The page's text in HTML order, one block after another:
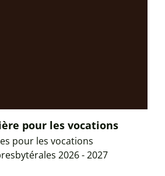
pour les vocations
pour les vocations
2026 - 2027